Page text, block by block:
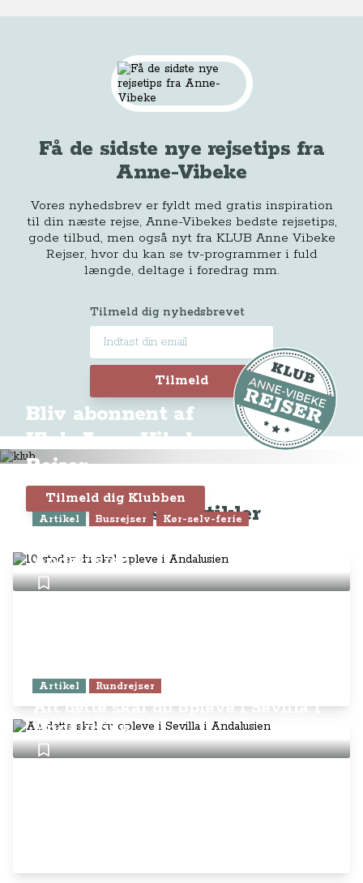
Få de sidste nye rejsetips fra
Anne-Vibeke
Vores nyhedsbrev er fyldt med gratis inspiration
til din næste rejse, Anne-Vibekes bedste rejsetips,
gode tilbud, men også nyt fra KLUB Anne Vibeke
Rejser, hvor du kan se tv-programmer i fuld
længde, deltage i foredrag mm.
Tilmeld dig nyhedsbrevet
Tilmeld
Bliv abonnent af
Klub Anne-Vibeke
Rejser
Tilmeld dig Klubben
Seneste artikler
Artikel Busrejser Kør-selv-ferie
Andalusien
Artikel Rundrejser
Alt dette skal du opleve i Sevilla i
Andalusien